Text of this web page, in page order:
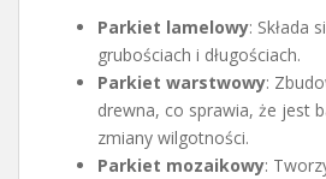
Parkiet lamelowy: Składa
grubościach i długościach.
Parkiet warstwowy:
drewna, co sprawia, że jest
zmiany wilgotności.
Parkiet mozaikowy: